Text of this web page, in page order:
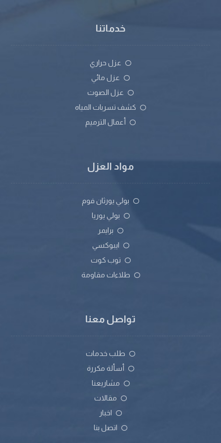
خدماتنا
عزل حراري
عزل مائي
عزل الصوت
كشف تسربات المياه
أعمال الترميم
مواد العزل
بولي يورثان فوم
بولي يوريا
برايمر
ايبوكسي
توب كوت
طلاءات مقاومة
تواصل معنا
طلب خدمات
أسألة مكررة
مشاريعنا
مقالات
اخبار
اتصل بنا